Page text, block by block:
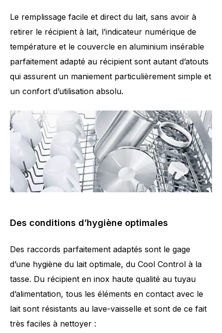
Le remplissage facile et direct du lait, sans avoir à
retirer le récipient à lait, l’indicateur numérique de
température et le couvercle en aluminium insérable
parfaitement adapté au récipient sont autant d’atouts
qui assurent un maniement particulièrement simple et
un confort d’utilisation absolu.
Des conditions d’hygiène optimales
Des raccords parfaitement adaptés sont le gage
d’une hygiène du lait optimale, du Cool Control à la
tasse. Du récipient en inox haute qualité au tuyau
d’alimentation, tous les éléments en contact avec le
lait sont résistants au lave-vaisselle et sont de ce fait
très faciles à nettoyer :